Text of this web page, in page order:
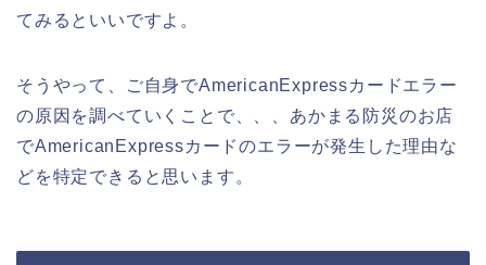
てみるといいですよ。
そうやって、ご自身でAmericanExpressカードエラー
の原因を調べていくことで、、、あかまる防災のお店
でAmericanExpressカードのエラーが発生した理由な
どを特定できると思います。